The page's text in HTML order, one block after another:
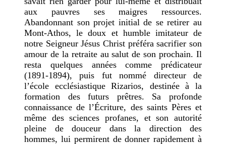
aux pauvres ses maigres ressources.
Abandonnant son projet initial de se retirer au
Mont-Athos, le doux et humble imitateur de
notre Seigneur Jésus Christ préféra sacrifier son
amour de la retraite au salut de son prochain. Il
resta quelques années comme prédicateur
(1891-1894), puis fut nommé directeur de
l’école ecclésiastique Rizarios, destinée à la
formation des futurs prêtres. Sa profonde
connaissance de l’Écriture, des saints Pères et
même des sciences profanes, et son autorité
pleine de douceur dans la direction des
hommes, lui permirent de donner rapidement à